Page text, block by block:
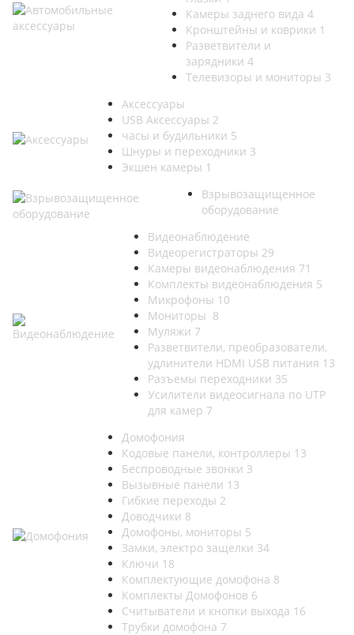
Камеры заднего вида 4
Кронштейны и коврики 1
Разветвители и
зарядники 4
Телевизоры и мониторы 3
Аксессуары
USB Аксессуары 2
часы и будильники 5
Шнуры и переходники 3
Экшен камеры 1
Взрывозащищенное
оборудование
Видеонаблюдение
Видеорегистраторы 29
Камеры видеонаблюдения 71
Комплекты видеонаблюдения 5
Микрофоны 10
Мониторы 8
Муляжи 7
Разветвители, преобразователи,
удлинители HDMI USB питания 13
Разъемы переходники 35
Усилители видеосигнала по UTP
для камер 7
Домофония
Кодовые панели, контроллеры 13
Беспроводные звонки 3
Вызывные панели 13
Гибкие переходы 2
Доводчики 8
Домофоны, мониторы 5
Замки, электро защелки 34
Ключи 18
Комплектующие домофона 8
Комплекты Домофонов 6
Считыватели и кнопки выхода 16
Трубки домофона 7